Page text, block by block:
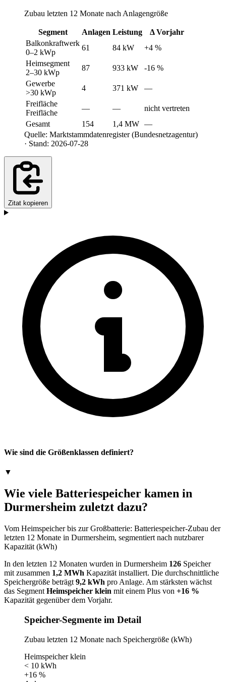
Zubau letzten 12 Monate nach Anlagengröße
Segment Anlagen Leistung
Δ Vorjahr
Balkonkraftwerk
0–2 kWp
61 84 kW
+4 %
Heimsegment
2–30 kWp
87 933 kW
-16 %
Gewerbe
>30 kWp
4 371 kW
—
Freifläche
Freifläche
— —
nicht vertreten
Gesamt
154 1,4 MW —
Quelle: Marktstammdatenregister (Bundesnetzagentur)
· Stand: 2026-07-28
Zitat kopieren
Wie sind die Größenklassen definiert?
▼
Wie viele Batteriespeicher kamen in
Durmersheim zuletzt dazu?
Vom Heimspeicher bis zur Großbatterie: Batteriespeicher-Zubau der
letzten 12 Monate in Durmersheim, segmentiert nach nutzbarer
Kapazität (kWh)
In den letzten 12 Monaten wurden in Durmersheim 126 Speicher
mit zusammen 1,2 MWh Kapazität installiert. Die durchschnittliche
Speichergröße beträgt 9,2 kWh pro Anlage. Am stärksten wächst
das Segment Heimspeicher klein mit einem Plus von +16 %
Kapazität gegenüber dem Vorjahr.
Speicher-Segmente im Detail
Zubau letzten 12 Monate nach Speichergröße (kWh)
Heimspeicher klein
< 10 kWh
+16 %